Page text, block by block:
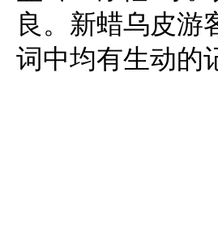
良。新蜡乌皮游
词中均有生动的